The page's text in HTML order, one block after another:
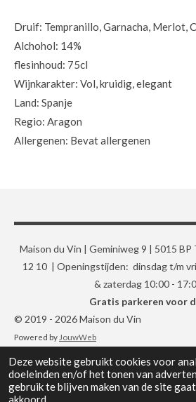
Deze website gebruikt cookies voor
doeleinden en/of het tonen van
gebruik te blijven maken van de site
akkoord.
Druif: Tempranillo, Garnacha, Merlot,
Alchohol: 14%
flesinhoud: 75cl
Wijnkarakter: Vol, kruidig, elegant
Land: Spanje
Regio: Aragon
Allergenen: Bevat allergenen
Maison du Vin | Geminiweg 9 | 5015
12 10 | Openingstijden: dinsdag t/m
& zaterdag 10:00 -
Gratis parkeren voor
© 2019 - 2026 Maison du Vin
Powered by JouwWeb